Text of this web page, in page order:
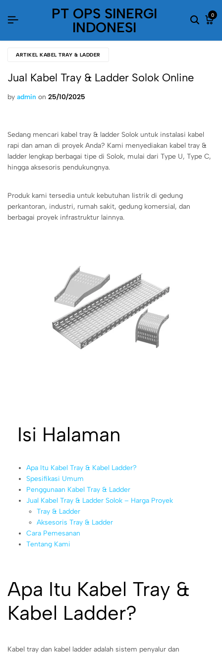
PT OPS SINERGI
INDONESI
0
ARTIKEL KABEL TRAY & LADDER
Jual Kabel Tray & Ladder Solok Online
by admin on 25/10/2025
Sedang mencari kabel tray & ladder Solok untuk instalasi kabel
rapi dan aman di proyek Anda? Kami menyediakan kabel tray &
ladder lengkap berbagai tipe di Solok, mulai dari Type U, Type C,
hingga aksesoris pendukungnya.
Produk kami tersedia untuk kebutuhan listrik di gedung
perkantoran, industri, rumah sakit, gedung komersial, dan
berbagai proyek infrastruktur lainnya.
Isi Halaman
Apa Itu Kabel Tray & Kabel Ladder?
Spesifikasi Umum
Penggunaan Kabel Tray & Ladder
Jual Kabel Tray & Ladder Solok – Harga Proyek
Tray & Ladder
Aksesoris Tray & Ladder
Cara Pemesanan
Tentang Kami
Apa Itu Kabel Tray &
Kabel Ladder?
Kabel tray dan kabel ladder adalah sistem penyalur dan